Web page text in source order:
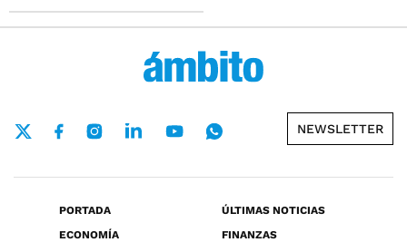
NEWSLETTER
PORTADA
ÚLTIMAS NOTICIAS
ECONOMÍA
FINANZAS